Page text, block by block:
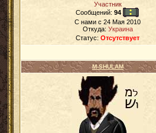
Участник
Сообщений:94
C нами с24 Мая 2010
Откуда: Украина
Статус:Отсутствует
M-SHULAM